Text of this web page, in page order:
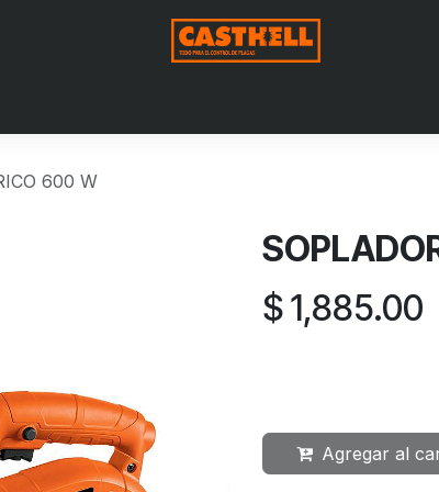
600 W
$1,885.00
Agregar al